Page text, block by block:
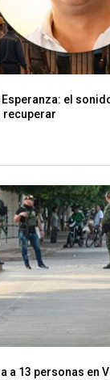
Esperanza: el
recuperar
a 13 personas en